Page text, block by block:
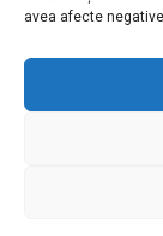
avea afecte